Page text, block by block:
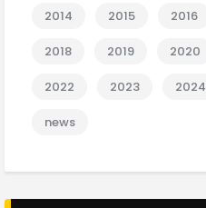
2014 2015 2016
2018 2019 2020
2022 2023 2024
news